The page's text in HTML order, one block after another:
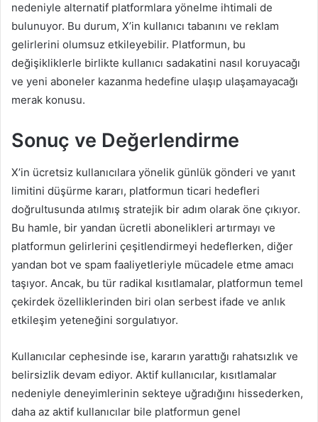
nedeniyle alternatif platformlara yönelme ihtimali de
bulunuyor. Bu durum, X’in kullanıcı tabanını ve reklam
gelirlerini olumsuz etkileyebilir. Platformun, bu
değişikliklerle birlikte kullanıcı sadakatini nasıl koruyacağı
ve yeni aboneler kazanma hedefine ulaşıp ulaşamayacağı
merak konusu.
Sonuç ve Değerlendirme
X’in ücretsiz kullanıcılara yönelik günlük gönderi ve yanıt
limitini düşürme kararı, platformun ticari hedefleri
doğrultusunda atılmış stratejik bir adım olarak öne çıkıyor.
Bu hamle, bir yandan ücretli abonelikleri artırmayı ve
platformun gelirlerini çeşitlendirmeyi hedeflerken, diğer
yandan bot ve spam faaliyetleriyle mücadele etme amacı
taşıyor. Ancak, bu tür radikal kısıtlamalar, platformun temel
çekirdek özelliklerinden biri olan serbest ifade ve anlık
etkileşim yeteneğini sorgulatıyor.
Kullanıcılar cephesinde ise, kararın yarattığı rahatsızlık ve
belirsizlik devam ediyor. Aktif kullanıcılar, kısıtlamalar
nedeniyle deneyimlerinin sekteye uğradığını hissederken,
daha az aktif kullanıcılar bile platformun genel